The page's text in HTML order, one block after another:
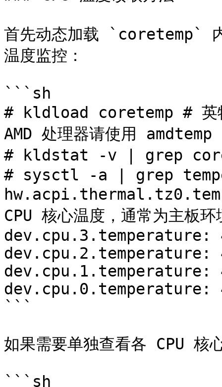
首先动态加载 `coretemp` 内
温度监控：
```sh
# kldload coretemp # 英
AMD 处理器请使用 amdtemp
# kldstat -v | grep
# sysctl -a | grep
CPU 核心温度，通常为主板环
dev.cpu.3.temperature:
dev.cpu.2.temperature:
dev.cpu.1.temperature:
dev.cpu.0.temperature:
```
如果需要单独查看各 CPU 核
```sh